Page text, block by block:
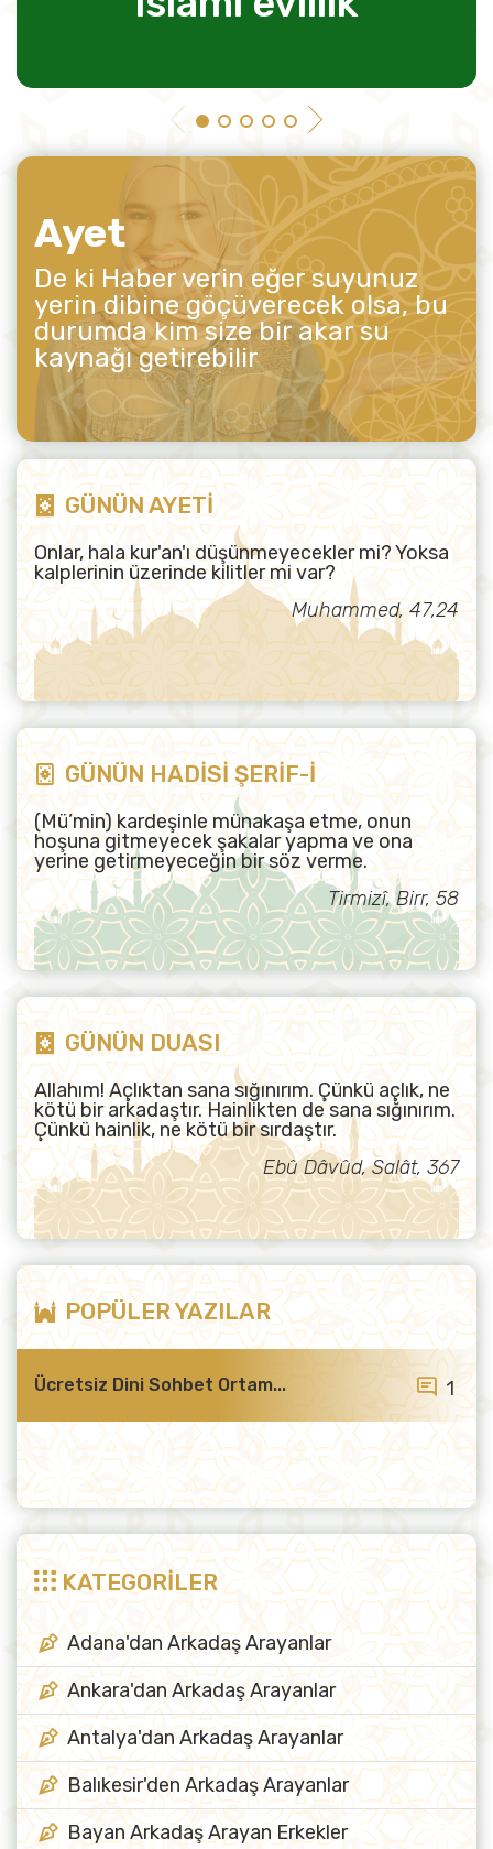
Ayet
De ki Haber verin eğer suyunuz
yerin dibine göçüverecek olsa, bu
durumda kim size bir akar su
kaynağı getirebilir
GÜNÜN AYETİ
Onlar, hala kur'an'ı düşünmeyecekler mi? Yoksa
kalplerinin üzerinde kilitler mi var?
Muhammed, 47,24
GÜNÜN HADİSİ ŞERİF-İ
(Mü’min) kardeşinle münakaşa etme, onun
hoşuna gitmeyecek şakalar yapma ve ona
yerine getirmeyeceğin bir söz verme.
Tirmizî, Birr, 58
GÜNÜN DUASI
Allahım! Açlıktan sana sığınırım. Çünkü açlık, ne
kötü bir arkadaştır. Hainlikten de sana sığınırım.
Çünkü hainlik, ne kötü bir sırdaştır.
Ebû Dâvûd, Salât, 367
POPÜLER YAZILAR
Ücretsiz Dini Sohbet Ortam... 1
KATEGORİLER
Adana'dan Arkadaş Arayanlar
Ankara'dan Arkadaş Arayanlar
Antalya'dan Arkadaş Arayanlar
Balıkesir'den Arkadaş Arayanlar
Bayan Arkadaş Arayan Erkekler